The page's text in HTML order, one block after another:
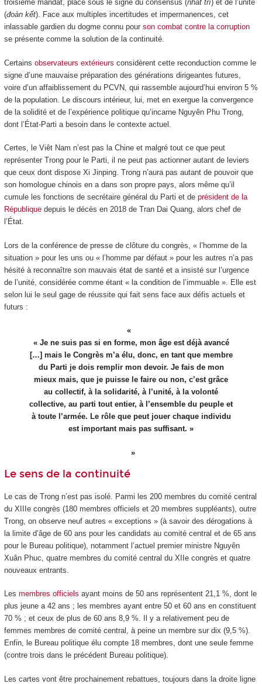
troisième mandat, placé sous le signe du consensus (nhất trí) et de l’unité
(đoàn kết). Face aux multiples incertitudes et impermanences, cet
inlassable gardien du dogme connu pour son combat contre la corruption
se présente comme la solution de la continuité.
Certains observateurs extérieurs considèrent cette reconduction comme le
signe d’une mauvaise préparation des générations dirigeantes futures,
voire d’un affaiblissement du PCVN, qui rassemble aujourd’hui environ 5 %
de la population. Le discours intérieur, lui, met en exergue la convergence
de la solidité et de l’expérience politique qu’incarne Nguyên Phu Trong,
dont l’État-Parti a besoin dans le contexte actuel.
Certes, le Viêt Nam n’est pas la Chine et malgré tout ce que peut
représenter Trong pour le Parti, il ne peut pas actionner autant de leviers
que ceux dont dispose Xi Jinping. Trong n’aura pas autant de pouvoir que
son homologue chinois en a dans son propre pays, alors même qu’il
cumule les fonctions de secrétaire général du Parti et de président de la
Républiquedepuis le décès en 2018 de Tran Dai Quang, alors chef de
l’État.
Lors de la conférence de presse de clôture du congrès, « l’homme de la
situation » pour les uns ou « l’homme par défaut » pour les autres n’a pas
hésité à reconnaître son mauvais état de santé et a insisté sur l’urgence
de l’unité, considérée comme étant « la condition de l’immuable ». Elle est
selon lui le seul gage de réussite qui fait sens face aux défis actuels et
futurs :
« Je ne suis pas si en forme, mon âge est déjà avancé
[…] mais le Congrès m’a élu, donc, en tant que membre
du Parti je dois remplir mon devoir. Je fais de mon
mieux mais, que je puisse le faire ou non, c’est grâce
au collectif, à la solidarité, à l’unité, à la volonté
collective, au parti tout entier, à l’ensemble du peuple et
à toute l’armée. Le rôle que peut jouer chaque individu
est important mais pas suffisant. »
Le sens de la continuité
Le cas de Trong n’est pas isolé. Parmi les 200 membres du comité central
du XIII econgrès (180 membres officiels et 20 membres suppléants), outre
Trong, on observe neuf autres « exceptions » (à savoir des dérogations à
la limite d’âge de 60 ans pour les candidats au comité central et de 65 ans
pour le Bureau politique), notamment l’actuel premier ministre Nguyên
Xuân Phuc, quatre membres du comité central du XII econgrès et quatre
nouveaux entrants.
Les membres officiels ayant moins de 50 ans représentent 21,1 %, dont le
plus jeune a 42 ans ; les membres ayant entre 50 et 60 ans en constituent
70 % ; et ceux de plus de 60 ans 8,9 %. Il y a relativement peu de
femmes membres de comité central, à peine un membre sur dix (9,5 %).
Enfin, le Bureau politique élu compte 18 membres, dont une seule femme
(contre trois dans le précédent Bureau politique).
Les cartes vont être prochainement rebattues, toujours dans la droite ligne